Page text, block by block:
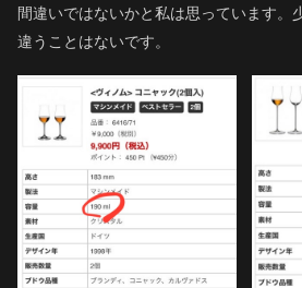
間違いではないかと私は思っています。
違うことはないです。